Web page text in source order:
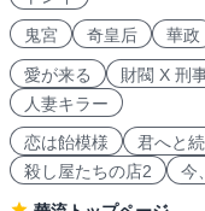
鬼宮
奇皇后 華政
愛が来る 財閥 X 刑
人妻キラー
恋は飴模様
君へと
殺し屋たちの店2
今